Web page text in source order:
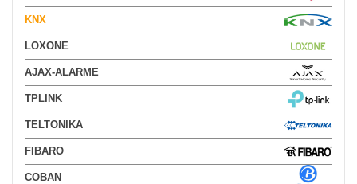
KNX
LOXONE
AJAX-ALARME
TPLINK
TELTONIKA
FIBARO
COBAN